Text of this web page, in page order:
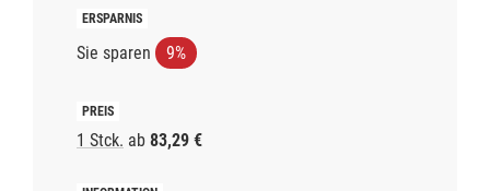
Sie sparen 9%
1 Stck. ab 83,29 €